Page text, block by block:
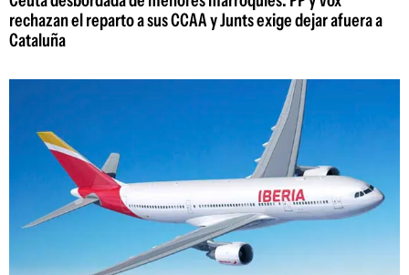
rechazan el reparto a sus CCAA y Junts exige dejar afuera a
Cataluña